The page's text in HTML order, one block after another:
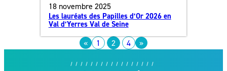
18 novembre 2025
Les lauréats des Papilles d’Or 2026 en
Val d’Yerres Val de Seine
« 1 2 4 »